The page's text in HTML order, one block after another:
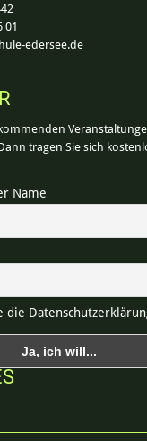
01
edersee.de
tragen Sie sich
Name
die